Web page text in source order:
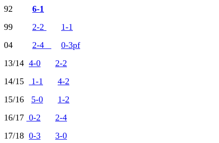
92 6-1
99 2-2
1-1
04 2-4
0-3pf
13/14 4-0
2-2
14/15
1-1
4-2
15/16 5-0
1-2
16/17 0-2
2-4
17/18 0-3
3-0